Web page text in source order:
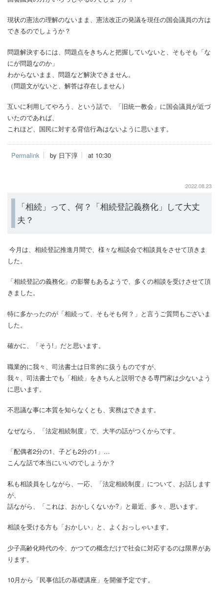
現状の憲法の理解のないまま、憲法改正の発議を現任の国会議員の方は
できるのでしょうか？
問題解決するには、問題点をきちんと把握していないと、そもそも「な
にが問題なのか」
わからないまま、問題など解決できません。
（問題文がないと、解答は存在しません）
互いに利用してやろう、という話で、「旧統一教会」に国会議員が近づ
いたのであれば、
これほど、国民に対する背信行為はないように思います。
Permalink by 日下淳 at 10:30
2022.08.23
「相続」って、何？「相続登記義務化」して大丈
夫？
今月は、相続登記推進月間で、様々な相談会で相談員をさせて頂きま
した。
「相続登記の義務化」の影響もあるようで、多くの相談を受けさせて頂
きました。
特に多かったのが「相続って、そもそも何？」と言うご質問もございま
した。
確かに、「そう!」だと思います。
職業的に我々、司法書士は日常的に扱うものですが、
我々、司法書士でも「相続」をきちんと説明できる専門家は少ないよう
に思います。
不思議な事に本質を知らなくとも、実務はできます。
なぜなら、「法定相続制度」で、大半の話がつくからです。
「配偶者2分の1、子ども2分の1」…
こんな話で本当にいいのでしょうか？
私も相談員をしながら、一応、「法定相続制度」について、お話します
が、
話ながら、「これは、おかしくないか?」と最近、多々、思います。
相談を受ける方も「おかしい」と、よくおっしゃいます。
少子高齢化時代の今、かつての概念だけで社会に対応するのは限界があ
ります。
10月から「民事信託の基礎講座」を開催予定です。